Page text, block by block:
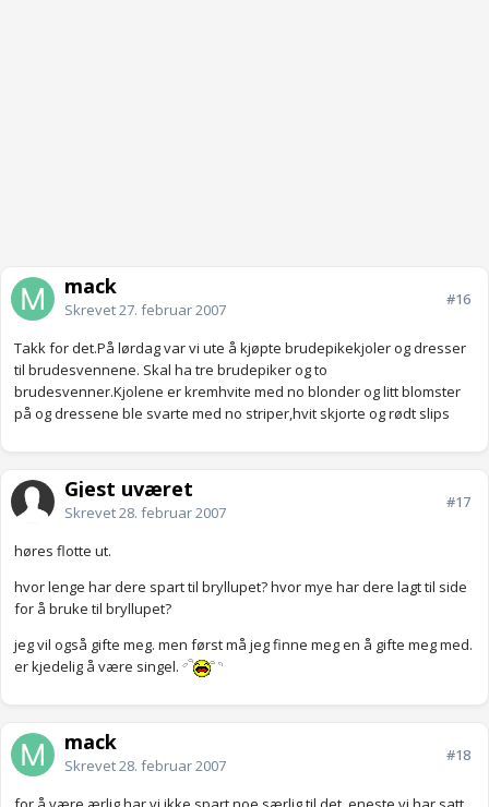
mack
Skrevet27. februar 2007
#16
Takk for det.På lørdag var vi ute å kjøpte brudepikekjoler og dresser
til brudesvennene. Skal ha tre brudepiker og to
brudesvenner.Kjolene er kremhvite med no blonder og litt blomster
på og dressene ble svarte med no striper,hvit skjorte og rødt slips
Gjest uværet
Skrevet28. februar 2007
#17
høres flotte ut.
hvor lenge har dere spart til bryllupet? hvor mye har dere lagt til side
for å bruke til bryllupet?
jeg vil også gifte meg. men først må jeg finne meg en å gifte meg med.
er kjedelig å være singel.
mack
Skrevet28. februar 2007
#18